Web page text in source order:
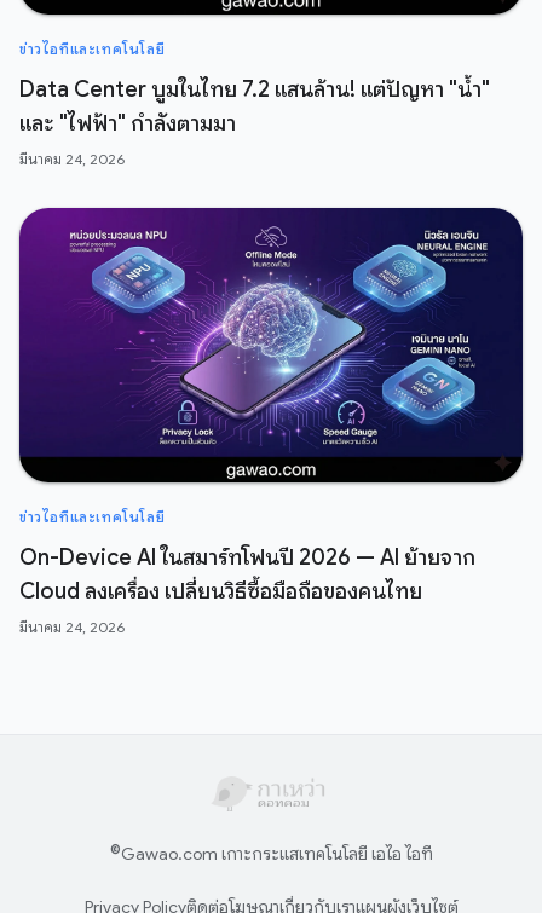
ข่าวไอทีและเทคโนโลยี
Data Center บูมในไทย 7.2 แสนล้าน! แต่ปัญหา "น้ำ"
และ "ไฟฟ้า" กำลังตามมา
มีนาคม 24, 2026
ข่าวไอทีและเทคโนโลยี
On-Device AI ในสมาร์ทโฟนปี 2026 — AI ย้ายจาก
Cloud ลงเครื่อง เปลี่ยนวิธีซื้อมือถือของคนไทย
มีนาคม 24, 2026
©Gawao.com เกาะกระแสเทคโนโลยี เอไอ ไอที
Privacy Policyติดต่อโฆษณาเกี่ยวกับเราแผนผังเว็บไซต์